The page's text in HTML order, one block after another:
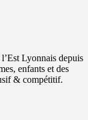
Lyonnais depuis
enfants et des
& compétitif.